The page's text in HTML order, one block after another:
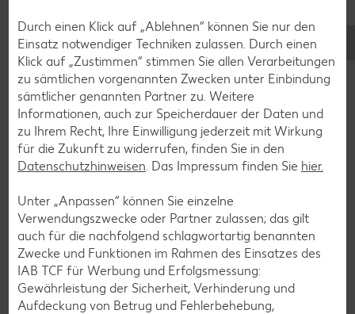
Glutenfreie Rezepte
Wer auf Gluten verzichtet, muss nicht automatisch auf
Vielfalt und Geschmack verzichten. Ob süß oder herzhaft –
mit unseren glutenfreien Rezepten zauberst du dir Gerichte,
die nicht nur verträglich, sondern auch richtig lecker sind.
Durch einen Klick auf „Ablehnen“ können Sie nur den
Einsatz notwendiger Techniken zulassen. Durch einen
Klick auf „Zustimmen“ stimmen Sie allen Verarbeitungen
zu sämtlichen vorgenannten Zwecken unter Einbindung
sämtlicher genannten Partner zu. Weitere
Informationen, auch zur Speicherdauer der Daten und
zu Ihrem Recht, Ihre Einwilligung jederzeit mit Wirkung
für die Zukunft zu widerrufen, finden Sie in den
Datenschutzhinweisen . Das Impressum finden Sie hier.
Unter „Anpassen“ können Sie einzelne
Verwendungszwecke oder Partner zulassen; das gilt
auch für die nachfolgend schlagwortartig benannten
Zwecke und Funktionen im Rahmen des Einsatzes des
IAB TCF für Werbung und Erfolgsmessung:
Gewährleistung der Sicherheit, Verhinderung und
Aufdeckung von Betrug und Fehlerbehebung,